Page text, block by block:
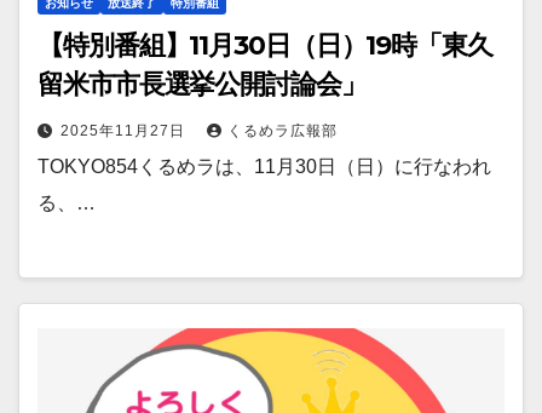
お知らせ 放送終了 特別番組
【特別番組】11月30日（日）19時「東久
留米市市長選挙公開討論会」
2025年11月27日 くるめラ広報部
TOKYO854くるめラは、11月30日（日）に行なわれ
る、…